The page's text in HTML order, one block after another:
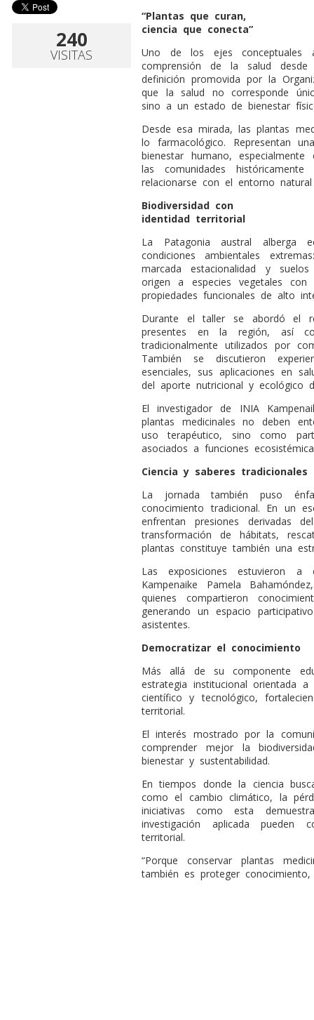
240
VISITAS
“Plantas que curan,
ciencia que conecta”
Uno de los ejes conceptuales
comprensión de la salud desde
definición promovida por la
que la salud no corresponde
sino a un estado de bienestar
Desde esa mirada, las plantas
lo farmacológico. Representan
bienestar humano,
las comunidades
relacionarse con el entorno
Biodiversidad con
identidad territorial
La Patagonia austral alberga
condiciones ambientales
marcada estacionalidad y
origen a especies vegetales con
propiedades funcionales de alto
Durante el taller se abordó el
presentes en la región, así
tradicionalmente utilizados por
También se discutieron
esenciales, sus aplicaciones en
del aporte nutricional y ecológico
El investigador de INIA
plantas medicinales no deben
uso terapéutico, sino como
asociados a funciones
Ciencia y saberes tradicionales
La jornada también puso
conocimiento tradicional. En un
enfrentan presiones derivadas
transformación de hábitats,
plantas constituye también una
Las exposiciones estuvieron
Kampenaike Pamela
quienes compartieron
generando un espacio
asistentes.
Democratizar el conocimiento
Más allá de su componente
estrategia institucional orientada
científico y tecnológico,
territorial.
El interés mostrado por la
comprender mejor la
bienestar y sustentabilidad.
En tiempos donde la ciencia
como el cambio climático, la
iniciativas como esta
investigación aplicada pueden
territorial.
“Porque conservar plantas
también es proteger conocimiento,